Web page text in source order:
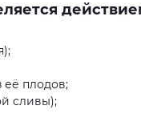
плодов;
сливы);